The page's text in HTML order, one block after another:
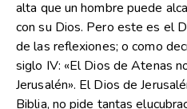
alta que un hombre puede
con su Dios. Pero este es el
de las reflexiones; o como
siglo IV: «El Dios de Atenas
Jerusalén». El Dios de
Biblia, no pide tantas